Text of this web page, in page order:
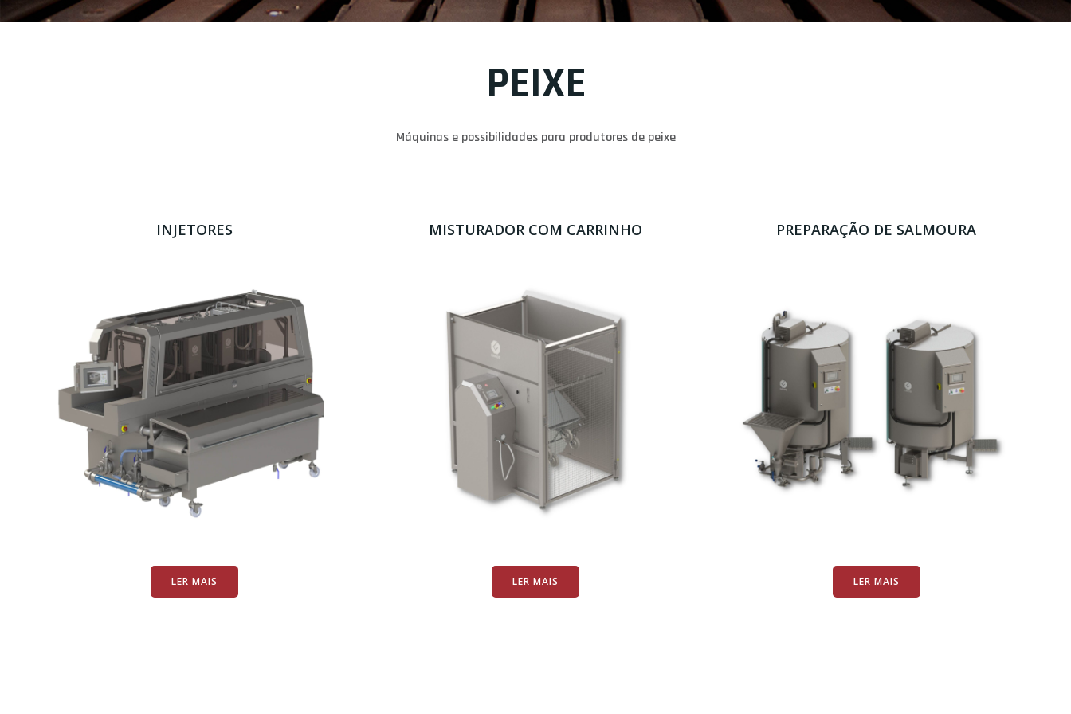
PEIXE
Máquinas e possibilidades para produtores de peixe
INJETORES
LER MAIS
MISTURADOR COM CARRINHO
LER MAIS
PREPARAÇÃO DE SALMOURA
LER MAIS